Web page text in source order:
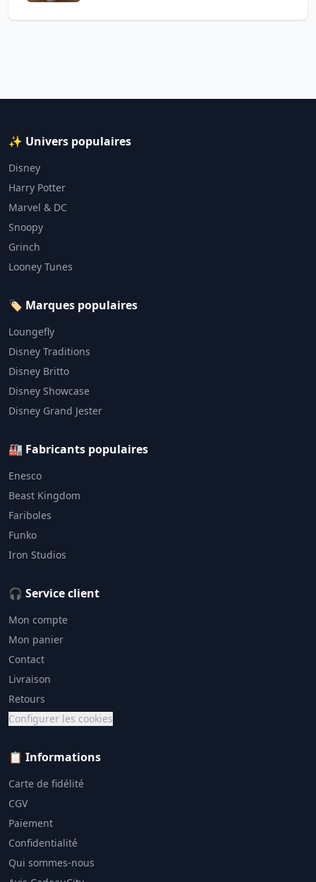
✨ Univers populaires
Disney
Harry Potter
Marvel & DC
Snoopy
Grinch
Looney Tunes
🏷️ Marques populaires
Loungefly
Disney Traditions
Disney Britto
Disney Showcase
Disney Grand Jester
🏭 Fabricants populaires
Enesco
Beast Kingdom
Fariboles
Funko
Iron Studios
🎧 Service client
Mon compte
Mon panier
Contact
Livraison
Retours
Configurer les cookies
📋 Informations
Carte de fidélité
CGV
Paiement
Confidentialité
Qui sommes-nous